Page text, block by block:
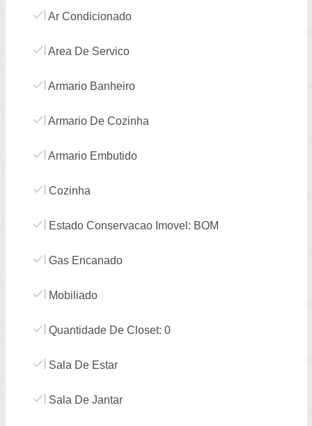
Ar Condicionado
Area De Servico
Armario Banheiro
Armario De Cozinha
Armario Embutido
Cozinha
Estado Conservacao Imovel: BOM
Gas Encanado
Mobiliado
Quantidade De Closet: 0
Sala De Estar
Sala De Jantar